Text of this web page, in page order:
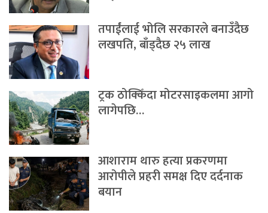
तपाईंलाई भोलि सरकारले बनाउँदैछ
लखपति, बाँड्दैछ २५ लाख
ट्रक ठोक्किँदा मोटरसाइकलमा आगो
लागेपछि…
आशाराम थारु हत्या प्रकरणमा
आरोपीले प्रहरी समक्ष दिए दर्दनाक
बयान